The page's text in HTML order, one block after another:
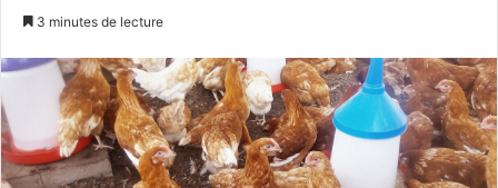
3 minutes de lecture